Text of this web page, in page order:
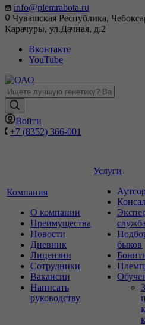
info@plemrabota.ru
Чувашская Республика,
Карачуры, ул.Дачная, д.2
Вконтакте
YouTube
Войти
+7 (8352) 366-001
Компания
О компании
Преимущества
Новости
Дневник
Лицензии
Сотрудники
Вакансии
Написать
руководству
Услуги
служба
быков